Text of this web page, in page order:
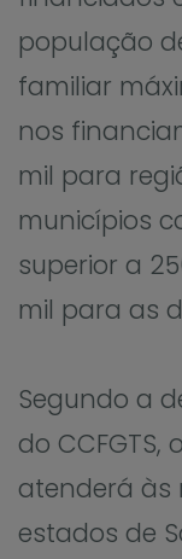
população
familiar
nos
mil para
municípios
superior a
mil para as
Segundo a
do CCFGTS,
atenderá às
estados de